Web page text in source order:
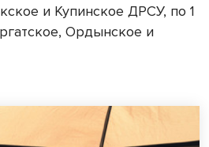
и Купинское ДРСУ, по 1
Ордынское и